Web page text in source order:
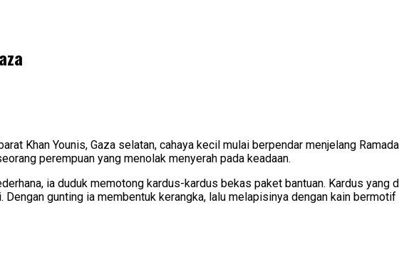
Khan Younis, Gaza selatan, cahaya kecil mulai berpendar menjelang
perempuan yang menolak menyerah pada keadaan.
ia duduk memotong kardus-kardus bekas paket bantuan. Kardus yang
gunting ia membentuk kerangka, lalu melapisinya dengan kain